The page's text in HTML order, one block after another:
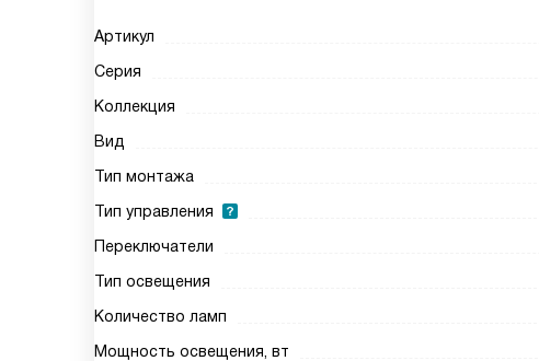
Артикул
Серия
Коллекция
Вид
Тип монтажа
Тип управления
Переключатели
Тип освещения
Количество ламп
Мощность освещения, вт